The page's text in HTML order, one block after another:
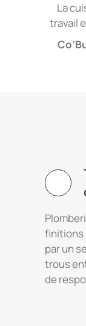
La
travail
finitions
par un
trous
de